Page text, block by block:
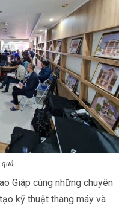
quả
Giáp cùng những chuyên
kỹ thuật thang máy và